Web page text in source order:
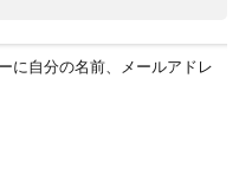
に自分の名前、メールアドレ